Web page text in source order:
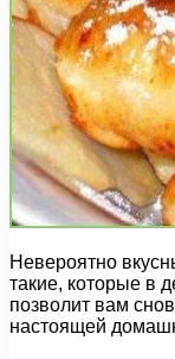
Невероятно
такие, которые в
позволит вам
настоящей